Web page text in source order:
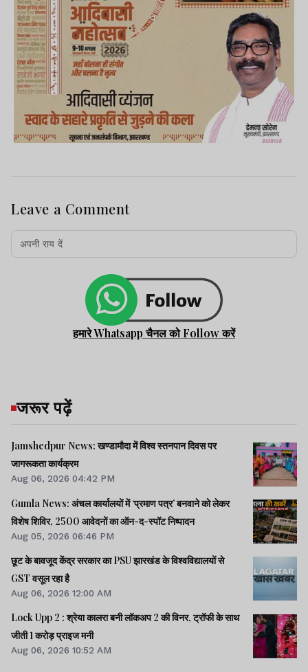
Leave a Comment
हमारे Whatsapp चैनल को Follow करें
जरूर पढ़ें
Jamshedpur News: खण्डामौदा में विश्व स्तनपान दिवस पर
जागरूकता कार्यक्रम
Aug 06, 2026 04:42 PM
Gumla News: अंचल कार्यालयों में ‘प्रमाण पत्र’ बनवाने को लेकर
विशेष शिविर, 2500 आवेदनों का ऑन-द-स्पॉट निष्पादन
Aug 05, 2026 06:46 PM
छूट के बावजूद केंद्र सरकार का PSU झारखंड के विश्वविद्यालयों से
GST वसूल रहा है
Aug 06, 2026 12:00 AM
Lock Upp 2 : श्रेया कालरा बनी लॉकअप 2 की विनर, ट्रॉफी के साथ
जीती 1 करोड़ प्राइज मनी
Aug 06, 2026 10:52 AM